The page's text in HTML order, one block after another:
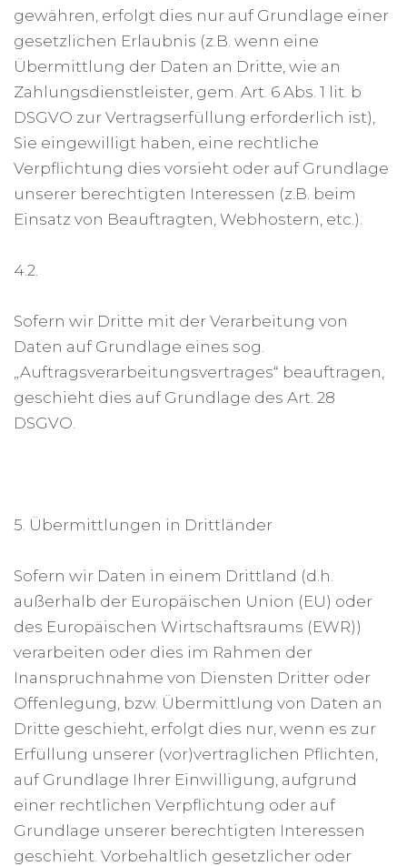
gewähren, erfolgt dies nur auf Grundlage einer
gesetzlichen Erlaubnis (z.B. wenn eine
Übermittlung der Daten an Dritte, wie an
Zahlungsdienstleister, gem. Art. 6 Abs. 1 lit. b
DSGVO zur Vertragserfüllung erforderlich ist),
Sie eingewilligt haben, eine rechtliche
Verpflichtung dies vorsieht oder auf Grundlage
unserer berechtigten Interessen (z.B. beim
Einsatz von Beauftragten, Webhostern, etc.).
4.2.
Sofern wir Dritte mit der Verarbeitung von
Daten auf Grundlage eines sog.
„Auftragsverarbeitungsvertrages“ beauftragen,
geschieht dies auf Grundlage des Art. 28
DSGVO.
5. Übermittlungen in Drittländer
Sofern wir Daten in einem Drittland (d.h.
außerhalb der Europäischen Union (EU) oder
des Europäischen Wirtschaftsraums (EWR))
verarbeiten oder dies im Rahmen der
Inanspruchnahme von Diensten Dritter oder
Offenlegung, bzw. Übermittlung von Daten an
Dritte geschieht, erfolgt dies nur, wenn es zur
Erfüllung unserer (vor)vertraglichen Pflichten,
auf Grundlage Ihrer Einwilligung, aufgrund
einer rechtlichen Verpflichtung oder auf
Grundlage unserer berechtigten Interessen
geschieht. Vorbehaltlich gesetzlicher oder